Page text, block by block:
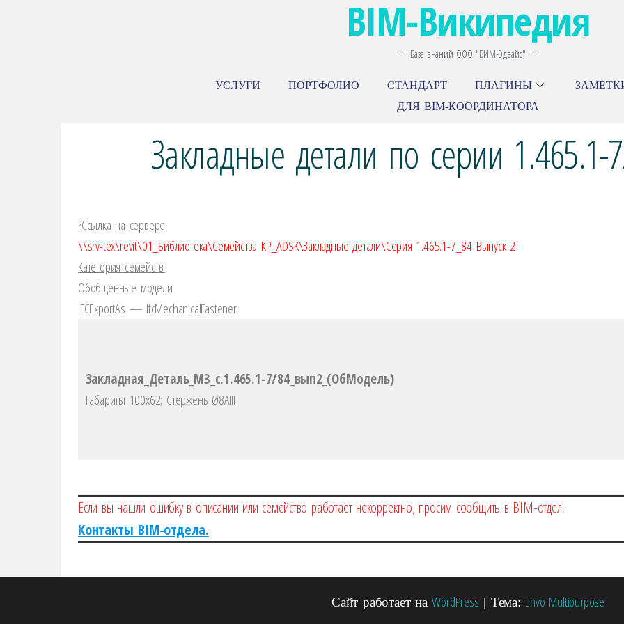
BIM-Википедия
База знаний ООО "БИМ-Эдвайс"
УСЛУГИ ПОРТФОЛИО СТАНДАРТ ПЛАГИНЫ
ДЛЯ BIM-КООРДИНАТОРА
Закладные детали по серии
?️Ссылка на сервере:
\\srv-tex\revit\01_Библиотека\Семейства КР_ADSK\Закладные детали\Серия 1.465.1-7_84 Выпуск 2
Категория семейств:
Обобщенные модели
IFCEхportAs — IfcMechanicalFastener
Закладная_Деталь_М3_с.1.465.1-7/84_вып2_(ОбМодель)
Габариты 100х62; Стержень Ø8AIII
Если вы нашли ошибку в описании или семейство работает некорректно, просим сообщить в BIM-отдел.
Контакты BIM-отдела.
Сайт работает наWordPress | Тема: Envo Multipurpose